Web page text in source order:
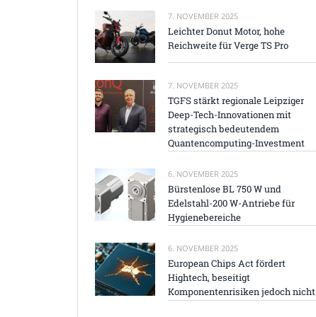
7. NOVEMBER 2025
Leichter Donut Motor, hohe
Reichweite für Verge TS Pro
7. NOVEMBER 2025
TGFS stärkt regionale Leipziger
Deep-Tech-Innovationen mit
strategisch bedeutendem
Quantencomputing-Investment
6. NOVEMBER 2025
Bürstenlose BL 750 W und
Edelstahl-200 W-Antriebe für
Hygienebereiche
6. NOVEMBER 2025
European Chips Act fördert
Hightech, beseitigt
Komponentenrisiken jedoch nicht